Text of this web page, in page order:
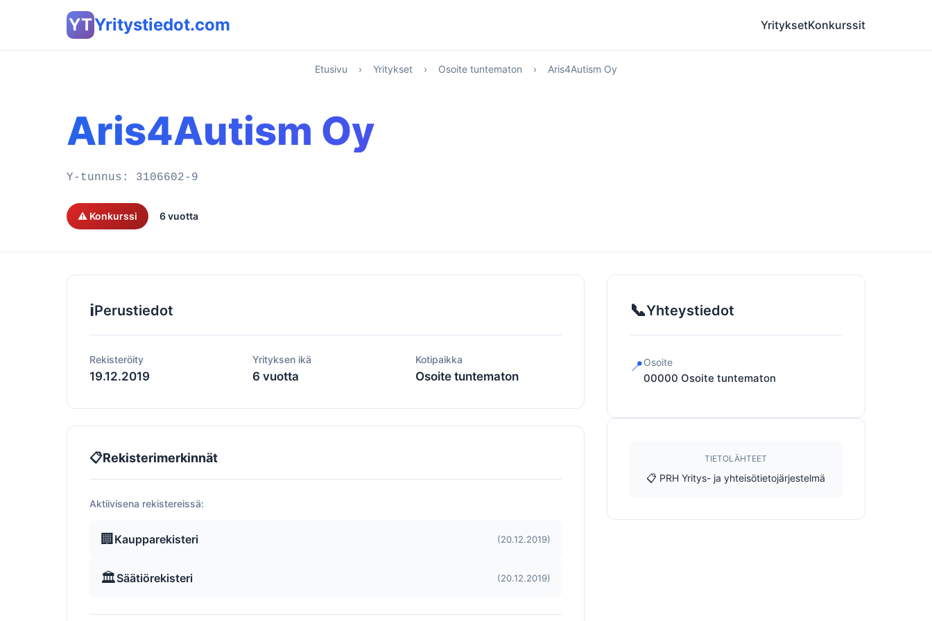
YTYritystiedot.com YrityksetKonkurssit
Etusivu › Yritykset › Osoite tuntematon › Aris4Autism Oy
Aris4Autism Oy
Y-tunnus: 3106602-9
⚠️ Konkurssi 6 vuotta
ℹ️Perustiedot
Rekisteröity
19.12.2019
Yrityksen ikä
6 vuotta
Kotipaikka
Osoite tuntematon
📋Rekisterimerkinnät
Aktiivisena rekistereissä:
🏢 Kaupparekisteri (20.12.2019)
🏛️Säätiörekisteri (20.12.2019)
📞Yhteystiedot
📍Osoite
00000 Osoite tuntematon
TIETOLÄHTEET
📋 PRH Yritys- ja yhteisötietojärjestelmä